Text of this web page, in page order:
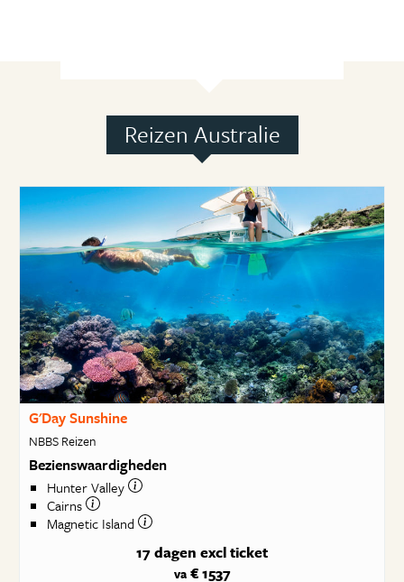
Reizen Australie
G'Day Sunshine
NBBS Reizen
Bezienswaardigheden
Hunter Valley
Cairns
Magnetic Island
17 dagen excl ticket
va€ 1537